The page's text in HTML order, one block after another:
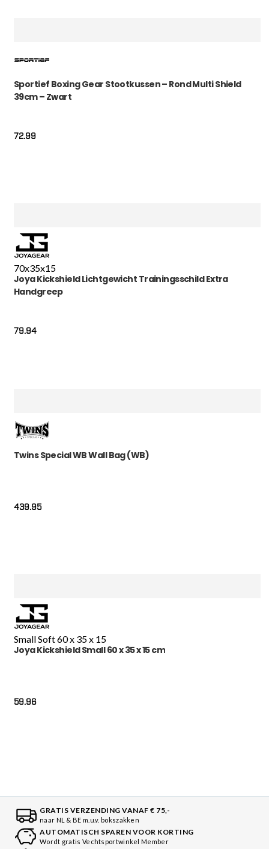
Sportief Boxing Gear Stootkussen – Rond Multi Shield
39cm – Zwart
72.99
70x35x15
Joya Kickshield Lichtgewicht Trainingsschild Extra
Handgreep
79.94
Twins Special WB Wall Bag (WB)
439.95
Small Soft 60 x 35 x 15
Joya Kickshield Small 60 x 35 x 15 cm
59.96
GRATIS VERZENDING VANAF € 75,-
naar NL & BE m.u.v. bokszakken
AUTOMATISCH SPAREN VOOR KORTING
Wordt gratis Vechtsportwinkel Member